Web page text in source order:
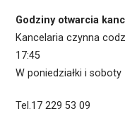
Godziny otwarcia
Kancelaria
17:45
W poniedziałki i
Tel.17 229 53 09